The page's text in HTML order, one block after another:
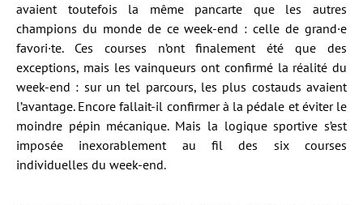
avaient toutefois la même pancarte que les autres
champions du monde de ce week-end : celle de grand·e
favori·te. Ces courses n’ont finalement été que des
exceptions, mais les vainqueurs ont confirmé la réalité du
week-end : sur un tel parcours, les plus costauds avaient
l’avantage. Encore fallait-il confirmer à la pédale et éviter le
moindre pépin mécanique. Mais la logique sportive s’est
imposée inexorablement au fil des six courses
individuelles du week-end.